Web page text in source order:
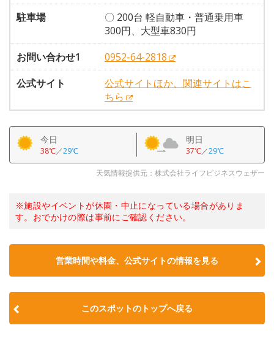
駐車場
〇 200台 軽自動車・普通乗用車
300円、大型車830円
お問い合わせ1
0952-64-2818
公式サイト
公式サイトほか、関連サイトはこ
ちら
今日
38℃／29℃
明日
37℃／29℃
天気情報提供元：株式会社ライフビジネスウェザー
※施設やイベントが休園・中止になっている場合がありま
す。おでかけの際は事前にご確認ください。
営業時間や料金、公式サイトの情報を見る
このスポットのトップへ戻る